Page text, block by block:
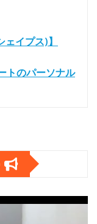
イプス)】
トのパーソナル